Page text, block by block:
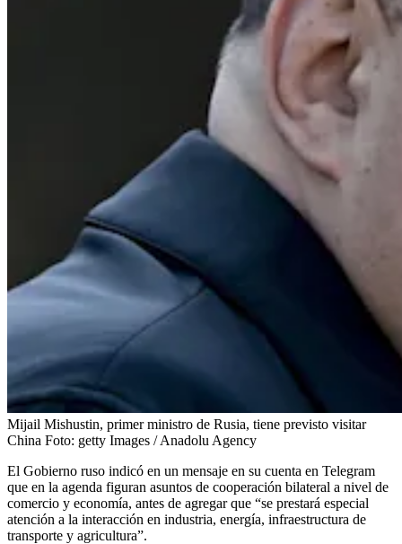
Mijail Mishustin, primer ministro de Rusia, tiene previsto visitar
China Foto: getty Images / Anadolu Agency
El Gobierno ruso indicó en un mensaje en su cuenta en Telegram
que en la agenda figuran asuntos de cooperación bilateral a nivel de
comercio y economía, antes de agregar que “se prestará especial
atención a la interacción en industria, energía, infraestructura de
transporte y agricultura”.